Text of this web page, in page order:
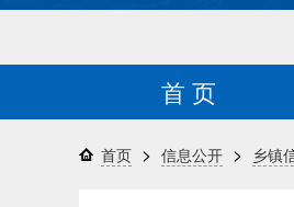
首 页
首页 > 信息公开 > 乡镇